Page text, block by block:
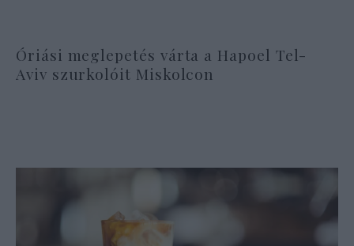
Óriási meglepetés várta a Hapoel Tel-
Aviv szurkolóit Miskolcon